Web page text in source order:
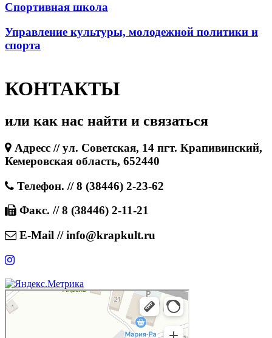
Спортивная школа
Управление культуры, молодежной политики и
спорта
КОНТАКТЫ
или как нас найти и связаться
Адресс // ул. Советская, 14 пгт. Крапивинский,
Кемеровская область, 652440
Телефон. // 8 (38446) 2-23-62
Факс. // 8 (38446) 2-11-21
E-Mail // info@krapkult.ru